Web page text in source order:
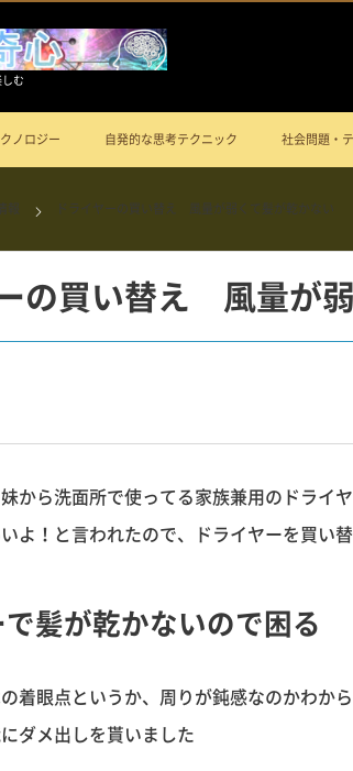
む
ノロジー 自発的な思考テクニック 社会問題・
報 ドライヤーの買い替え 風量が弱くて髪が乾かない
の買い替え 風量が
から洗面所で使ってる家族兼用のドライ
よ！と言われたので、ドライヤーを買い
で髪が乾かないので困る
着眼点というか、周りが鈍感なのかわか
ダメ出しを貰いました